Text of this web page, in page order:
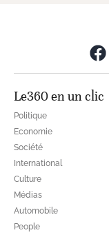
Le360 en un clic
Politique
Economie
Société
International
Culture
Médias
Automobile
People